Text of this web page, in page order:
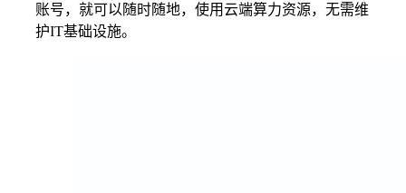
账号，就可以随时随地，使用云端算力资源，无需维
护IT基础设施。